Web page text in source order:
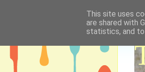
This site uses
are shared with
statistics, and